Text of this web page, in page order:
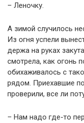
– Леночку.
А зимой случилось
Из огня успели
держа на руках
смотрела, как огонь
обихаживалось с
рядом. Приехавшие
проверили, все ли
– Нам надо где-то